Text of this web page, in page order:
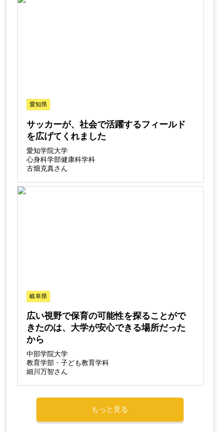
愛知県
サッカーが、社会で活躍するフィールド
を広げてくれました
愛知学院大学
心身科学部健康科学科
古畑克真さん
岐阜県
広い視野で保育の可能性を探ることがで
きたのは、大学が安心できる場所だった
から
中部学院大学
教育学部・子ども教育学科
細川万智さん
もっと見る